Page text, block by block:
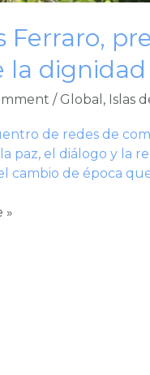
Ferraro,
la
/ Global , Islas
de redes de
paz, el diálogo y la
cambio de época
»